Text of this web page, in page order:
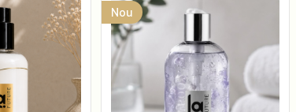
Nou